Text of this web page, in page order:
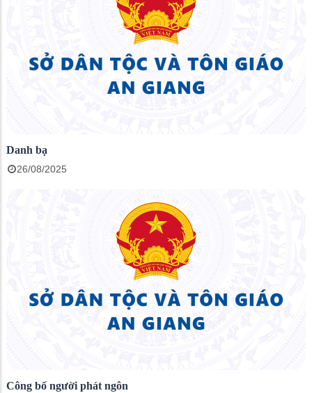
Danh bạ
26/08/2025
Công bố người phát ngôn